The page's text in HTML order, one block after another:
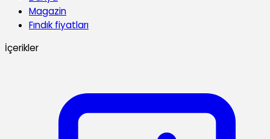
Magazin
Fındık fiyatları
İçerikler